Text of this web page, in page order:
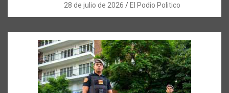
28 de julio de 2026 El Podio Politico